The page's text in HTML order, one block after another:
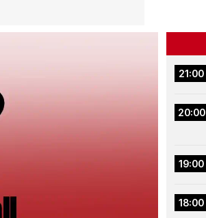
21:00
20:00
19:00
18:00